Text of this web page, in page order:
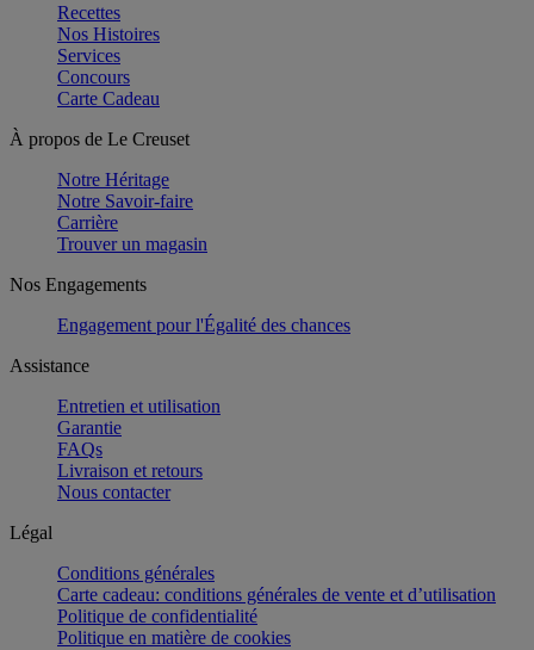
Recettes
Nos Histoires
Services
Concours
Carte Cadeau
À propos de Le Creuset
Notre Héritage
Notre Savoir-faire
Carrière
Trouver un magasin
Nos Engagements
Engagement pour l'Égalité des chances
Assistance
Entretien et utilisation
Garantie
FAQs
Livraison et retours
Nous contacter
Légal
Conditions générales
Carte cadeau: conditions générales de vente et d’utilisation
Politique de confidentialité
Politique en matière de cookies